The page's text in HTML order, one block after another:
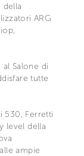
della
ARG
Salone di
tutte
530, Ferretti
level della
ampie